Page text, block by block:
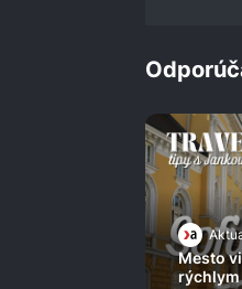
Mesto
rýchlym